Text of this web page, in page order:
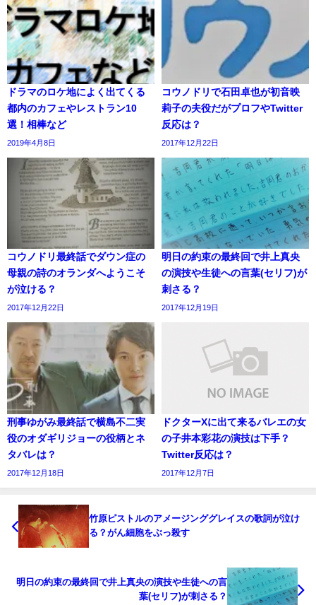
ドラマのロケ地によく出てくる
都内のカフェやレストラン10
選！相棒など
2019年4月8日
コウノドリで石田卓也が初音映
莉子の夫役だがプロフやTwitter
反応は？
2017年12月22日
コウノドリ最終話でダウン症の
母親の詩のオランダへようこそ
が泣ける？
2017年12月22日
明日の約束の最終回で井上真央
の演技や生徒への言葉(セリフ)が
刺さる？
2017年12月19日
刑事ゆがみ最終話で横島不二実
役のオダギリジョーの役柄とネ
タバレは？
2017年12月18日
ドクターXに出て来るバレエの女
の子井本彩花の演技は下手？
Twitter反応は？
2017年12月7日
竹原ピストルのアメージンググレイスの歌詞が泣け
る？がん細胞をぶっ殺す
明日の約束の最終回で井上真央の演技や生徒への言
葉(セリフ)が刺さる？